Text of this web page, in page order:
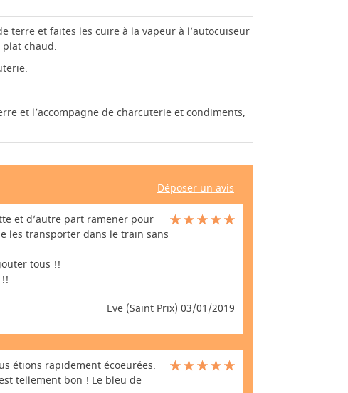
terre et faites les cuire à la vapeur à l’autocuiseur
plat chaud.
et l’accompagne de charcuterie et condiments,
Déposer un avis
et d’autre part ramener pour
les transporter dans le train sans
tous !!
Eve (Saint Prix) 03/01/2019
étions rapidement écoeurées.
tellement bon ! Le bleu de